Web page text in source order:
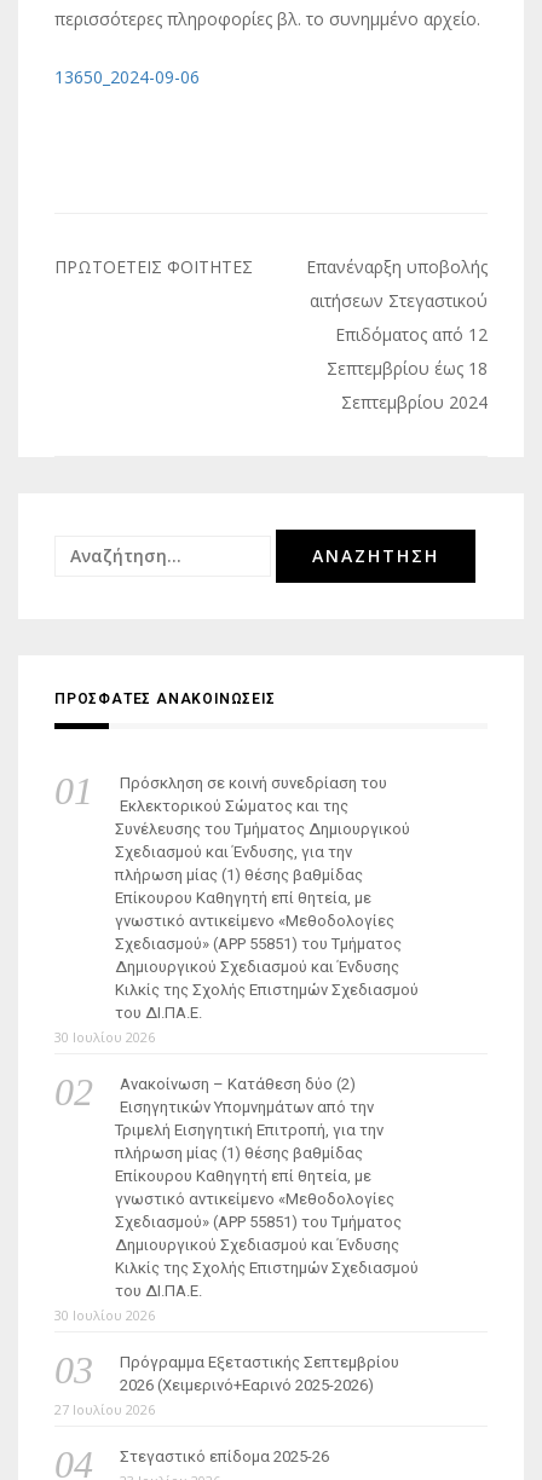
περισσότερες πληροφορίες βλ. το συνημμένο αρχείο.
13650_2024-09-06
Πλοήγηση
ΠΡΩΤΟΕΤΕΙΣ ΦΟΙΤΗΤΕΣ
Επανέναρξη υποβολής
αιτήσεων Στεγαστικού
Επιδόματος από 12
Σεπτεμβρίου έως 18
Σεπτεμβρίου 2024
Αναζήτηση
ΠΡΟΣΦΑΤΕΣ ΑΝΑΚΟΙΝΩΣΕΙΣ
Πρόσκληση σε κοινή συνεδρίαση του
Εκλεκτορικού Σώματος και της
Συνέλευσης του Τμήματος Δημιουργικού
Σχεδιασμού και Ένδυσης, για την
πλήρωση μίας (1) θέσης βαθμίδας
Επίκουρου Καθηγητή επί θητεία, με
γνωστικό αντικείμενο «Μεθοδολογίες
Σχεδιασμού» (ΑΡΡ 55851) του Τμήματος
Δημιουργικού Σχεδιασμού και Ένδυσης
Κιλκίς της Σχολής Επιστημών Σχεδιασμού
του ΔΙ.ΠΑ.Ε.
30 Ιουλίου 2026
Ανακοίνωση – Κατάθεση δύο (2)
Εισηγητικών Υπομνημάτων από την
Τριμελή Εισηγητική Επιτροπή, για την
πλήρωση μίας (1) θέσης βαθμίδας
Επίκουρου Καθηγητή επί θητεία, με
γνωστικό αντικείμενο «Μεθοδολογίες
Σχεδιασμού» (ΑΡΡ 55851) του Τμήματος
Δημιουργικού Σχεδιασμού και Ένδυσης
Κιλκίς της Σχολής Επιστημών Σχεδιασμού
του ΔΙ.ΠΑ.Ε.
30 Ιουλίου 2026
Πρόγραμμα Εξεταστικής Σεπτεμβρίου
2026 (Χειμερινό+Εαρινό 2025-2026)
27 Ιουλίου 2026
Στεγαστικό επίδομα 2025-26